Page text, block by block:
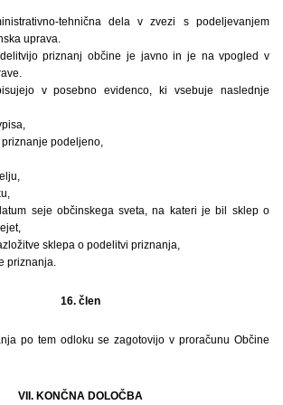
tehnična dela v zvezi s podeljevanjem
uprava.
priznanj občine je javno in je na vpogled v
v posebno evidenco, ki vsebuje naslednje
podeljeno,
seje občinskega sveta, na kateri je bil sklep o
sklepa o podelitvi priznanja,
priznanja.
16. člen
po tem odloku se zagotovijo v proračunu Občine
VII. KONČNA DOLOČBA